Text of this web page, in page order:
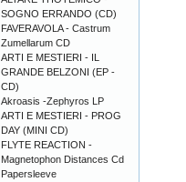
SOGNO ERRANDO (CD)
FAVERAVOLA - Castrum
Zumellarum CD
ARTI E MESTIERI - IL
GRANDE BELZONI (EP -
CD)
Akroasis -Zephyros LP
ARTI E MESTIERI - PROG
DAY (MINI CD)
FLYTE REACTION -
Magnetophon Distances Cd
Papersleeve